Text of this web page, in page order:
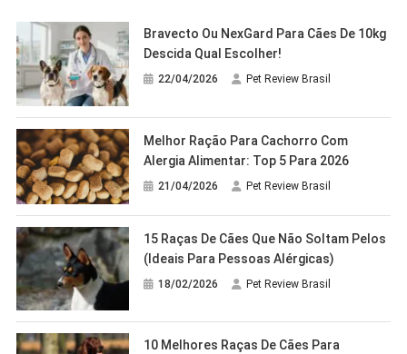
Bravecto Ou NexGard Para Cães De 10kg
Descida Qual Escolher!
22/04/2026 Pet Review Brasil
Melhor Ração Para Cachorro Com
Alergia Alimentar: Top 5 Para 2026
21/04/2026 Pet Review Brasil
15 Raças De Cães Que Não Soltam Pelos
(ideais Para Pessoas Alérgicas)
18/02/2026 Pet Review Brasil
10 Melhores Raças De Cães Para